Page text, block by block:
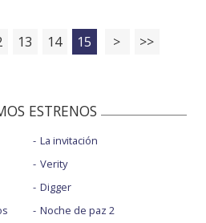
13 14 15 > >>
ESTRENOS
La invitación
Verity
Digger
Noche de paz 2